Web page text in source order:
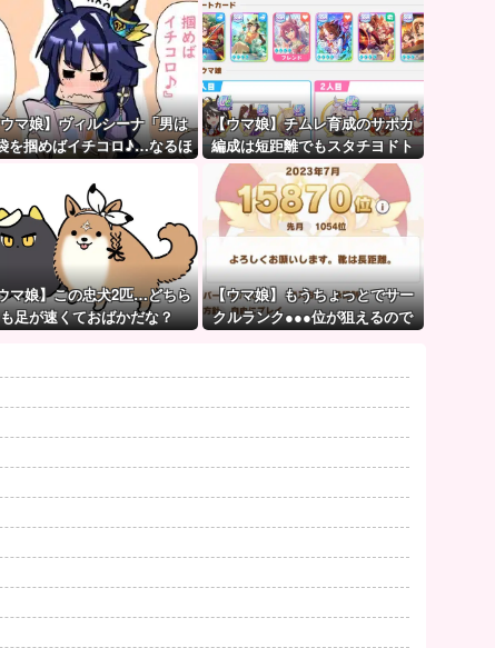
マ娘】ヴィルシーナ「男は
を掴めばイチコロ♪…なるほ
（アカン）
【ウマ娘】チムレ育成のサポカ
編成は短距離でもスタチヨドト
ウを編成するってマジ！？ 根性
サポカを編成していた意味…
マ娘】この忠犬2匹…どちら
も足が速くておばかだな？
【ウマ娘】もうちょっとでサー
クルランク●●●位が狙えるので